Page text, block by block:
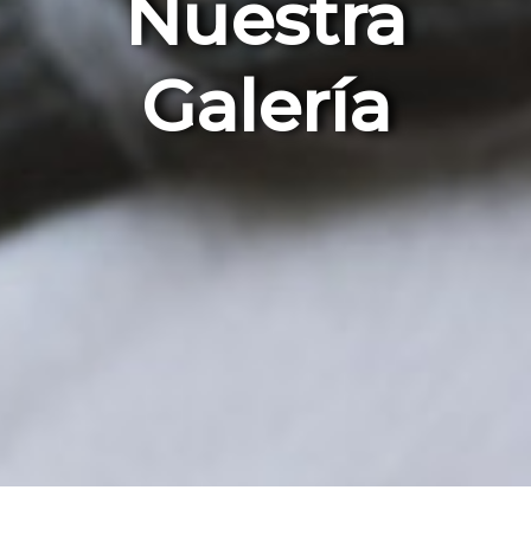
Nuestra
Galería